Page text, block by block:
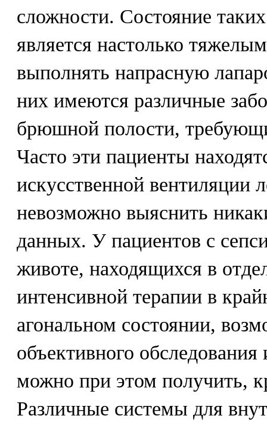
сложности. Состояние
является настолько
выполнять напрасную
них имеются различные
брюшной полости,
Часто эти пациенты
искусственной вентиляции
невозможно выяснить
данных. У пациентов с
животе, находящихся в
интенсивной терапии в
агональном состоянии,
объективного
можно при этом получить,
Различные системы для